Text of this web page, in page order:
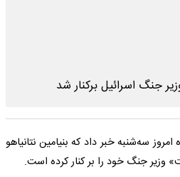
امروز سه‌شنبه خبر داد که بنیامین نتانیاهو
وزیر جنگ خود را بر کنار کرده است.